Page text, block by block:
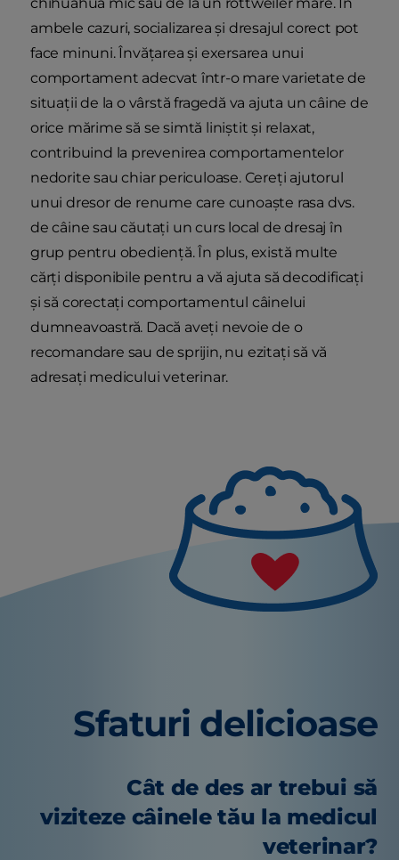
ambele cazuri, socializarea și dresajul corect pot
face minuni. Învățarea și exersarea unui
comportament adecvat într-o mare varietate de
situații de la o vârstă fragedă va ajuta un câine de
orice mărime să se simtă liniștit și relaxat,
contribuind la prevenirea comportamentelor
nedorite sau chiar periculoase. Cereți ajutorul
unui dresor de renume care cunoaște rasa dvs.
de câine sau căutați un curs local de dresaj în
grup pentru obediență. În plus, există multe
cărți disponibile pentru a vă ajuta să decodificați
și să corectați comportamentul câinelui
dumneavoastră. Dacă aveți nevoie de o
recomandare sau de sprijin, nu ezitați să vă
adresați medicului veterinar.
Sfaturi delicioase
Cât de des ar trebui să
viziteze câinele tău la medicul
veterinar?